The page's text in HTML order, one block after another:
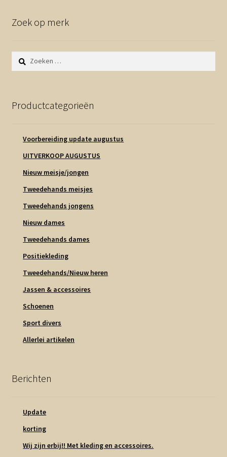
Zoek op merk
Zoeken
naar:
Productcategorieën
Voorbereiding update augustus
UITVERKOOP AUGUSTUS
Nieuw meisje/jongen
Tweedehands meisjes
Tweedehands jongens
Nieuw dames
Tweedehands dames
Positiekleding
Tweedehands/Nieuw heren
Jassen & accessoires
Schoenen
Sport divers
Allerlei artikelen
Berichten
Update
korting
Wij zijn erbij!! Met kleding en accessoires.